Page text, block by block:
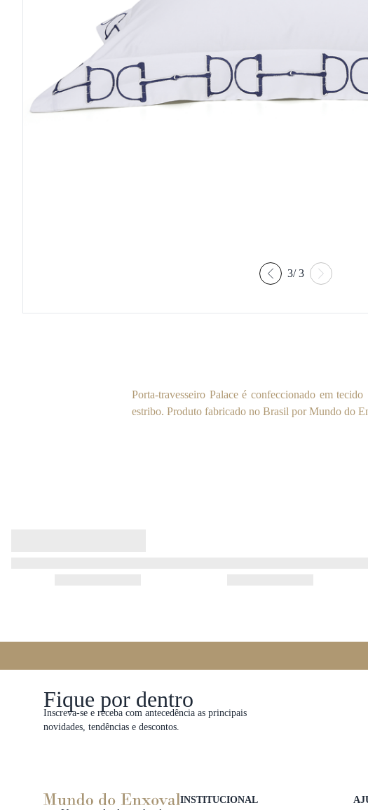
3/3
Porta-travesseiro Palace é confeccionado em
estribo. Produto fabricado no Brasil por Mundo do
Fique por dentro
Inscreva-se e receba com antecedência as principais
novidades, tendências e descontos.
INSTITUCIONAL